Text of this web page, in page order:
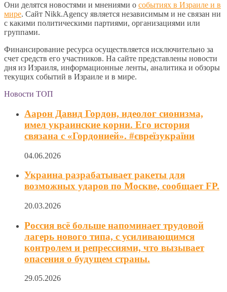
Они делятся новостями и мнениями о событиях в Израиле и в
мире. Сайт Nikk.Agency является независимым и не связан ни
с какими политическими партиями, организациями или
группами.
Финансирование ресурса осуществляется исключительно за
счет средств его участников. На сайте представлены новости
дня из Израиля, информационные ленты, аналитика и обзоры
текущих событий в Израиле и в мире.
Новости ТОП
Аарон Давид Гордон, идеолог сионизма,
имел украинские корни. Его история
связана с «Гордонией». #євреїзукраїни
04.06.2026
Украина разрабатывает ракеты для
возможных ударов по Москве, сообщает FP.
20.03.2026
Россия всё больше напоминает трудовой
лагерь нового типа, с усиливающимся
контролем и репрессиями, что вызывает
опасения о будущем страны.
29.05.2026